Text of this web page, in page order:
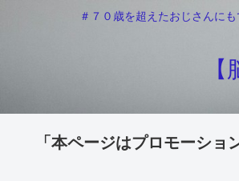
＃７０歳を超えたおじさんに
「本ページはプロモーショ